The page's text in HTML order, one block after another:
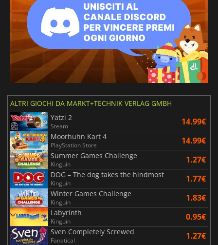
ALTRI GIOCHI DA MARKT+TECHNIK VERLAG GMBH
Yatzi 2
Steam 14.99€
Moorhuhn Kart 4
PlayStation Store 14.99€
Summer Games Challenge
Kinguin 1.27€
DOG – The dog takes the hindmost
Kinguin 1.77€
Winter Games Challenge
Kinguin 1.83€
Labyrinth
Kinguin 0.95€
Sven Completely Screwed
Fanatical 1.27€